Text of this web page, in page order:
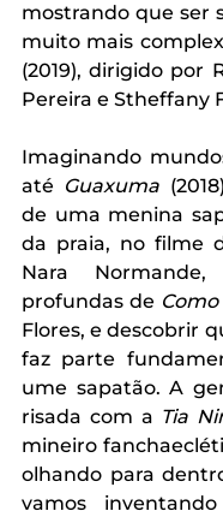
mostrando que ser
muito mais
(2019), dirigido por
Pereira e Stheffany
Imaginando
até Guaxuma
de uma menina
da praia, no filme
Nara
profundas de
Flores, e descobrir
faz parte
ume sapatão. A
risada com a Tia
mineiro
olhando para
vamos